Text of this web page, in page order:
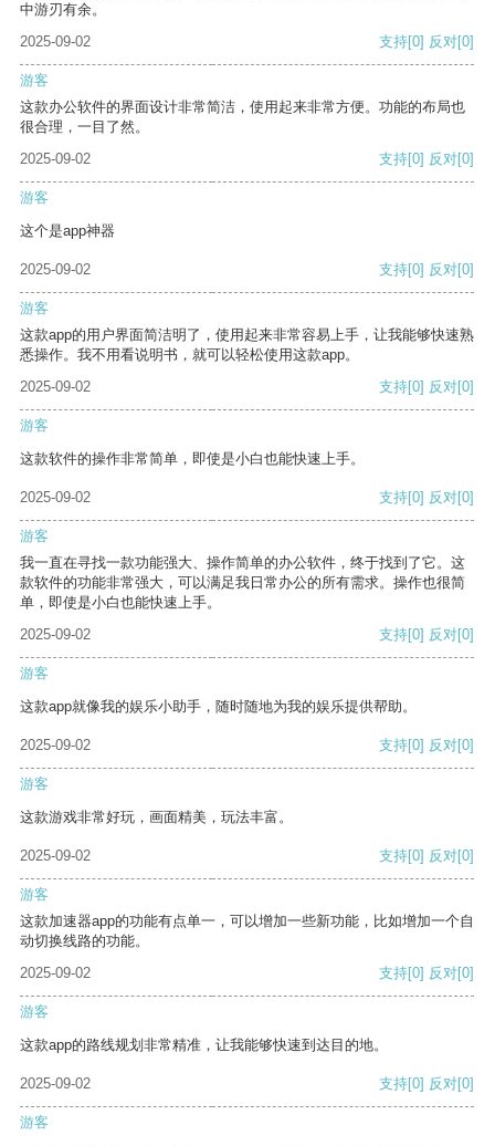
中游刃有余。
2025-09-02
支持[0] 反对[0]
游客
这款办公软件的界面设计非常简洁，使用起来非常方便。功能的布局也
很合理，一目了然。
2025-09-02
支持[0] 反对[0]
游客
这个是app神器
2025-09-02 支持[0] 反对[0]
游客
这款app的用户界面简洁明了，使用起来非常容易上手，让我能够快速熟
悉操作。我不用看说明书，就可以轻松使用这款app。
2025-09-02
支持[0] 反对[0]
游客
这款软件的操作非常简单，即使是小白也能快速上手。
2025-09-02 支持[0] 反对[0]
游客
我一直在寻找一款功能强大、操作简单的办公软件，终于找到了它。这
款软件的功能非常强大，可以满足我日常办公的所有需求。操作也很简
单，即使是小白也能快速上手。
2025-09-02
支持[0] 反对[0]
游客
这款app就像我的娱乐小助手，随时随地为我的娱乐提供帮助。
2025-09-02 支持[0] 反对[0]
游客
这款游戏非常好玩，画面精美，玩法丰富。
2025-09-02 支持[0] 反对[0]
游客
这款加速器app的功能有点单一，可以增加一些新功能，比如增加一个自
动切换线路的功能。
2025-09-02
支持[0] 反对[0]
游客
这款app的路线规划非常精准，让我能够快速到达目的地。
2025-09-02 支持[0] 反对[0]
游客